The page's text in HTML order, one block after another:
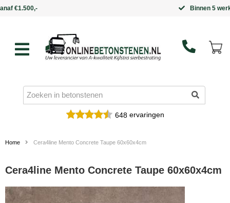
648ervaringen
Home Cera4line Mento Concrete Taupe 60x60x4cm
Cera4line Mento Concrete Taupe 60x60x4cm